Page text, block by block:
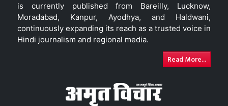
is currently published from Bareilly, Lucknow,
Moradabad, Kanpur, Ayodhya, and Haldwani,
continuously expanding its reach as a trusted voice in
Hindi journalism and regional media.
Read More...